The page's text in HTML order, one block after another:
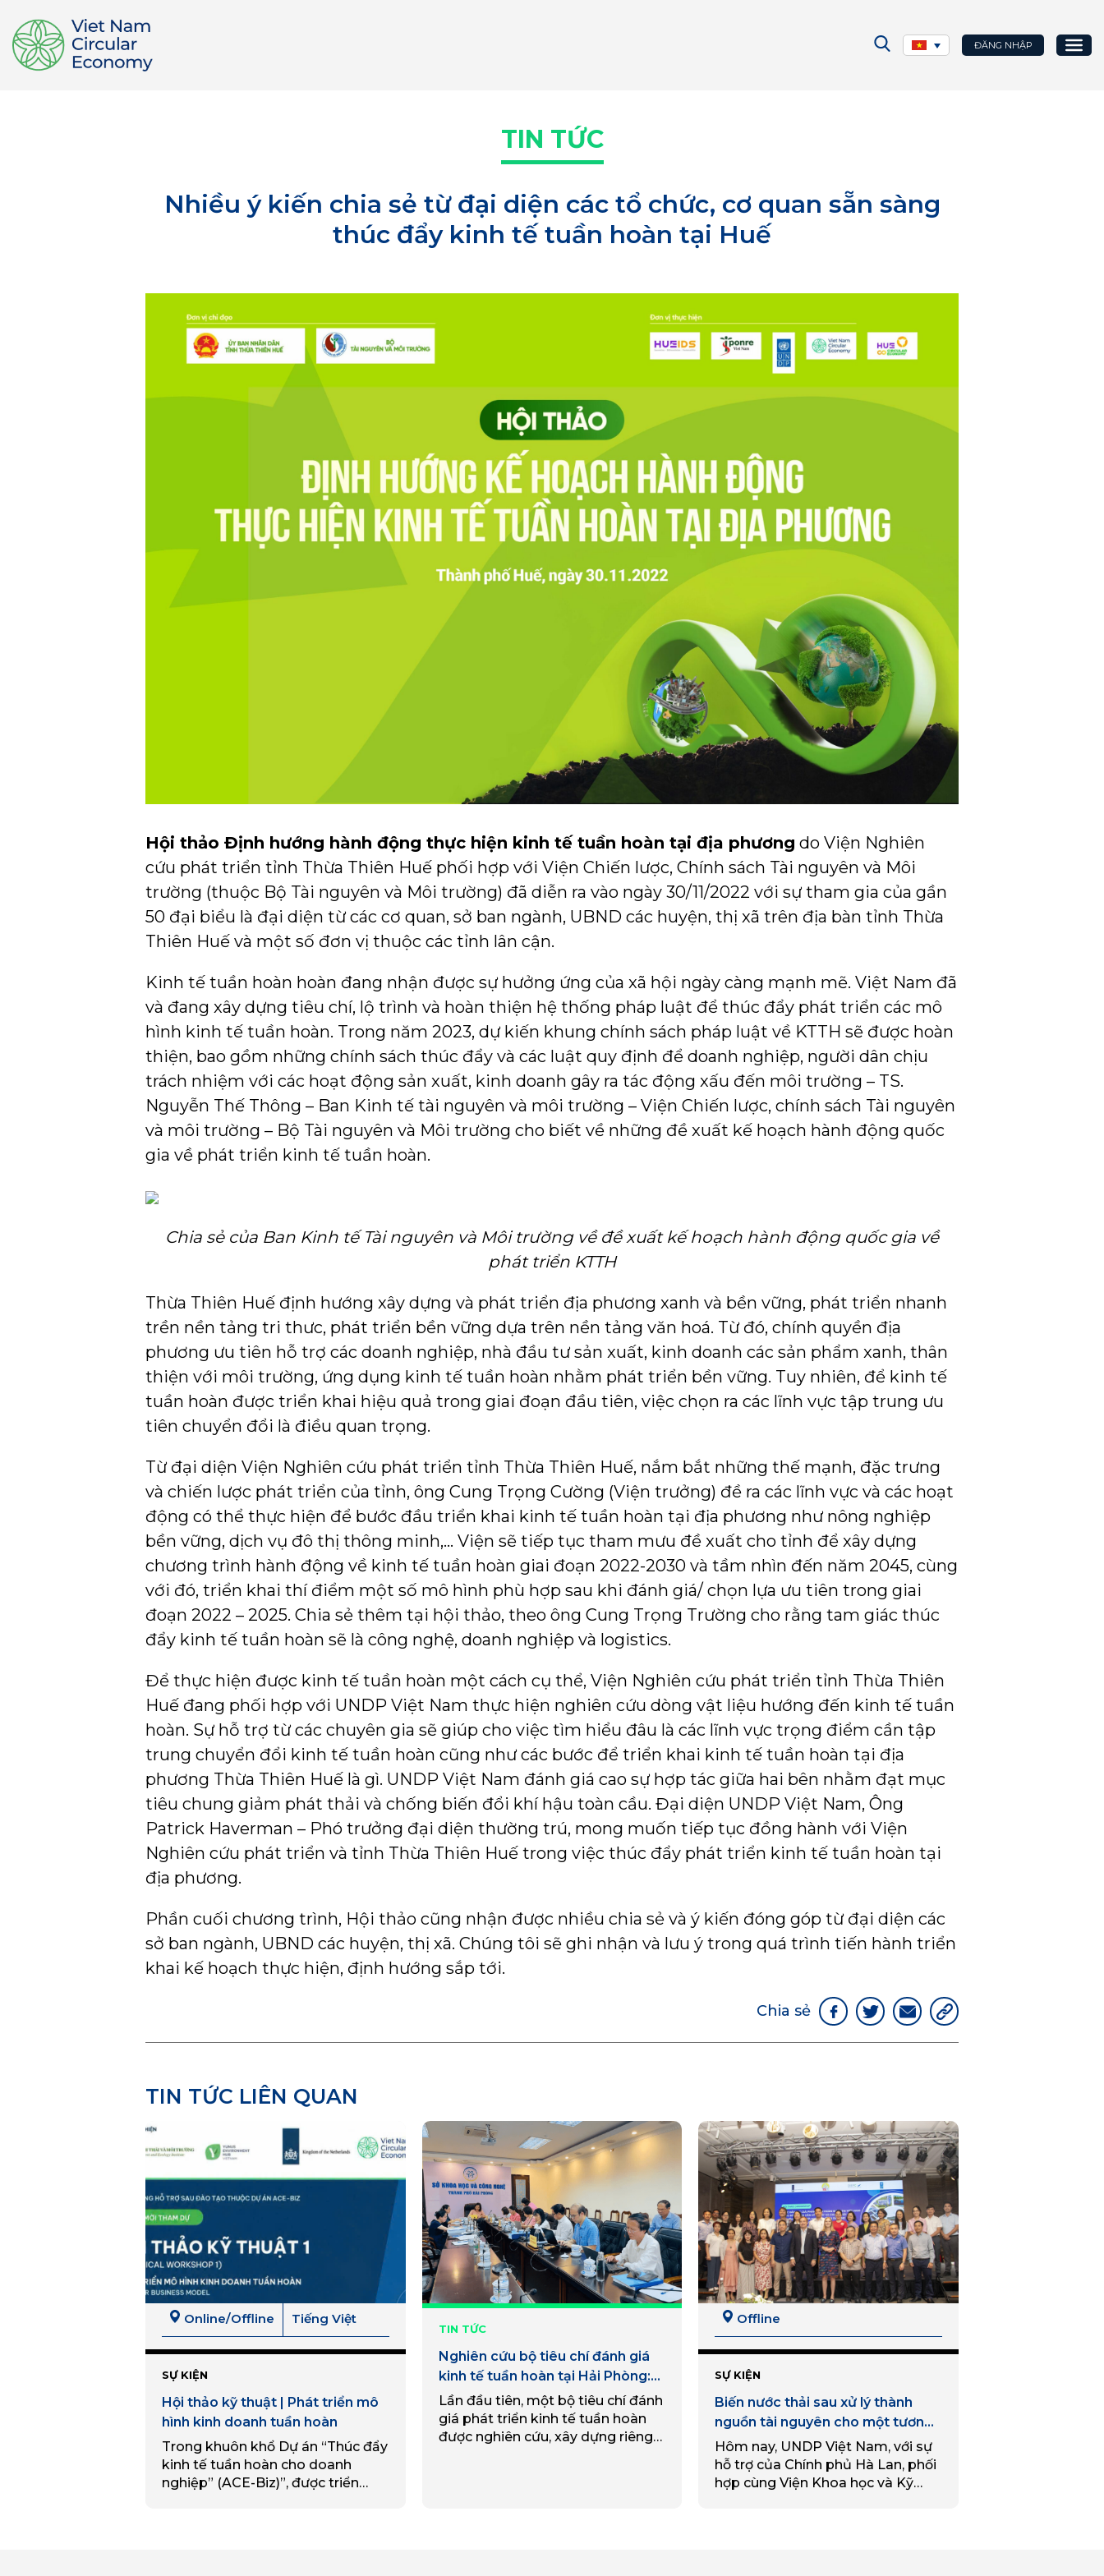
ĐĂNG NHẬP
TIN TỨC
Nhiều ý kiến chia sẻ từ đại diện các tổ chức, cơ quan sẵn sàng
thúc đẩy kinh tế tuần hoàn tại Huế
Hội thảo Định hướng hành động thực hiện kinh tế tuần hoàn tại địa phương do Viện Nghiên
cứu phát triển tỉnh Thừa Thiên Huế phối hợp với Viện Chiến lược, Chính sách Tài nguyên và Môi
trường (thuộc Bộ Tài nguyên và Môi trường) đã diễn ra vào ngày 30/11/2022 với sự tham gia của gần
50 đại biểu là đại diện từ các cơ quan, sở ban ngành, UBND các huyện, thị xã trên địa bàn tỉnh Thừa
Thiên Huế và một số đơn vị thuộc các tỉnh lân cận.
Kinh tế tuần hoàn hoàn đang nhận được sự hưởng ứng của xã hội ngày càng mạnh mẽ. Việt Nam đã
và đang xây dựng tiêu chí, lộ trình và hoàn thiện hệ thống pháp luật để thúc đẩy phát triển các mô
hình kinh tế tuần hoàn. Trong năm 2023, dự kiến khung chính sách pháp luật về KTTH sẽ được hoàn
thiện, bao gồm những chính sách thúc đẩy và các luật quy định để doanh nghiệp, người dân chịu
trách nhiệm với các hoạt động sản xuất, kinh doanh gây ra tác động xấu đến môi trường – TS.
Nguyễn Thế Thông – Ban Kinh tế tài nguyên và môi trường – Viện Chiến lược, chính sách Tài nguyên
và môi trường – Bộ Tài nguyên và Môi trường cho biết về những đề xuất kế hoạch hành động quốc
gia về phát triển kinh tế tuần hoàn.
Chia sẻ của Ban Kinh tế Tài nguyên và Môi trường về đề xuất kế hoạch hành động quốc gia về
phát triển KTTH
Thừa Thiên Huế định hướng xây dựng và phát triển địa phương xanh và bền vững, phát triển nhanh
trền nền tảng tri thưc, phát triển bền vững dựa trên nền tảng văn hoá. Từ đó, chính quyền địa
phương ưu tiên hỗ trợ các doanh nghiệp, nhà đầu tư sản xuất, kinh doanh các sản phẩm xanh, thân
thiện với môi trường, ứng dụng kinh tế tuần hoàn nhằm phát triển bền vững. Tuy nhiên, để kinh tế
tuần hoàn được triển khai hiệu quả trong giai đoạn đầu tiên, việc chọn ra các lĩnh vực tập trung ưu
tiên chuyển đổi là điều quan trọng.
Từ đại diện Viện Nghiên cứu phát triển tỉnh Thừa Thiên Huế, nắm bắt những thế mạnh, đặc trưng
và chiến lược phát triển của tỉnh, ông Cung Trọng Cường (Viện trưởng) đề ra các lĩnh vực và các hoạt
động có thể thực hiện để bước đầu triển khai kinh tế tuần hoàn tại địa phương như nông nghiệp
bền vững, dịch vụ đô thị thông minh,… Viện sẽ tiếp tục tham mưu đề xuất cho tỉnh để xây dựng
chương trình hành động về kinh tế tuần hoàn giai đoạn 2022-2030 và tầm nhìn đến năm 2045, cùng
với đó, triển khai thí điểm một số mô hình phù hợp sau khi đánh giá/ chọn lựa ưu tiên trong giai
đoạn 2022 – 2025. Chia sẻ thêm tại hội thảo, theo ông Cung Trọng Trường cho rằng tam giác thúc
đẩy kinh tế tuần hoàn sẽ là công nghệ, doanh nghiệp và logistics.
Để thực hiện được kinh tế tuần hoàn một cách cụ thể, Viện Nghiên cứu phát triển tỉnh Thừa Thiên
Huế đang phối hợp với UNDP Việt Nam thực hiện nghiên cứu dòng vật liệu hướng đến kinh tế tuần
hoàn. Sự hỗ trợ từ các chuyên gia sẽ giúp cho việc tìm hiểu đâu là các lĩnh vực trọng điểm cần tập
trung chuyển đổi kinh tế tuần hoàn cũng như các bước để triển khai kinh tế tuần hoàn tại địa
phương Thừa Thiên Huế là gì. UNDP Việt Nam đánh giá cao sự hợp tác giữa hai bên nhằm đạt mục
tiêu chung giảm phát thải và chống biến đổi khí hậu toàn cầu. Đại diện UNDP Việt Nam, Ông
Patrick Haverman – Phó trưởng đại diện thường trú, mong muốn tiếp tục đồng hành với Viện
Nghiên cứu phát triển và tỉnh Thừa Thiên Huế trong việc thúc đẩy phát triển kinh tế tuần hoàn tại
địa phương.
Phần cuối chương trình, Hội thảo cũng nhận được nhiều chia sẻ và ý kiến đóng góp từ đại diện các
sở ban ngành, UBND các huyện, thị xã. Chúng tôi sẽ ghi nhận và lưu ý trong quá trình tiến hành triển
khai kế hoạch thực hiện, định hướng sắp tới.
Chia sẻ
TIN TỨC LIÊN QUAN
Online/Offline Tiếng Việt
SỰ KIỆN
Hội thảo kỹ thuật | Phát triển mô
hình kinh doanh tuần hoàn
Trong khuôn khổ Dự án “Thúc đẩy
kinh tế tuần hoàn cho doanh
nghiệp” (ACE-Biz)”, được triển
TIN TỨC
Nghiên cứu bộ tiêu chí đánh giá
kinh tế tuần hoàn tại Hải Phòng:
Tạo “thước đo” cho chuyển đổi
xanh và phát triển bền vững
Lần đầu tiên, một bộ tiêu chí đánh
giá phát triển kinh tế tuần hoàn
được nghiên cứu, xây dựng riêng
Offline
SỰ KIỆN
Biến nước thải sau xử lý thành
nguồn tài nguyên cho một tương
lai tuần hoàn hơn
Hôm nay, UNDP Việt Nam, với sự
hỗ trợ của Chính phủ Hà Lan, phối
hợp cùng Viện Khoa học và Kỹ